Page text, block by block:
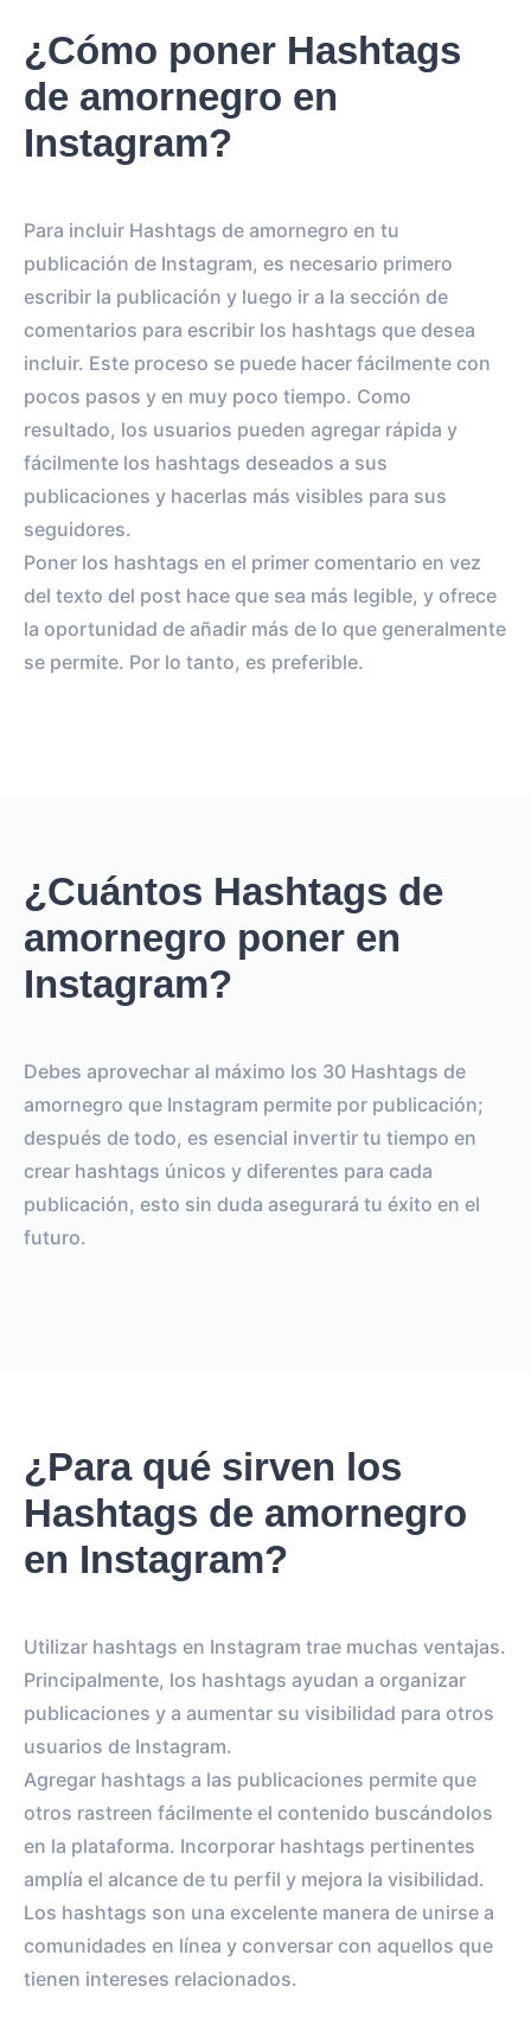
¿Cómo poner Hashtags
de amornegro en
Instagram?
Para incluir Hashtags de amornegro en tu
publicación de Instagram, es necesario primero
escribir la publicación y luego ir a la sección de
comentarios para escribir los hashtags que desea
incluir. Este proceso se puede hacer fácilmente con
pocos pasos y en muy poco tiempo. Como
resultado, los usuarios pueden agregar rápida y
fácilmente los hashtags deseados a sus
publicaciones y hacerlas más visibles para sus
seguidores.
Poner los hashtags en el primer comentario en vez
del texto del post hace que sea más legible, y ofrece
la oportunidad de añadir más de lo que generalmente
se permite. Por lo tanto, es preferible.
¿Cuántos Hashtags de
amornegro poner en
Instagram?
Debes aprovechar al máximo los 30 Hashtags de
amornegro que Instagram permite por publicación;
después de todo, es esencial invertir tu tiempo en
crear hashtags únicos y diferentes para cada
publicación, esto sin duda asegurará tu éxito en el
futuro.
¿Para qué sirven los
Hashtags de amornegro
en Instagram?
Utilizar hashtags en Instagram trae muchas ventajas.
Principalmente, los hashtags ayudan a organizar
publicaciones y a aumentar su visibilidad para otros
usuarios de Instagram.
Agregar hashtags a las publicaciones permite que
otros rastreen fácilmente el contenido buscándolos
en la plataforma. Incorporar hashtags pertinentes
amplía el alcance de tu perfil y mejora la visibilidad.
Los hashtags son una excelente manera de unirse a
comunidades en línea y conversar con aquellos que
tienen intereses relacionados.